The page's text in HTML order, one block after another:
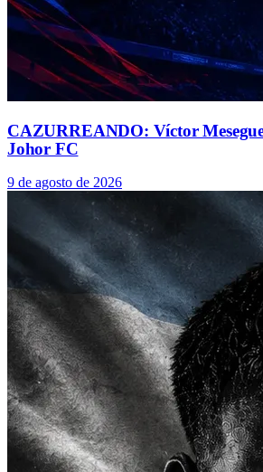
CAZURREANDO: Víctor
Johor FC
9 de agosto de 2026